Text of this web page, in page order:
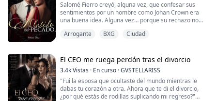
Salomé Fierro creyó, alguna vez, que confesar sus
sentimientos por un hombre como Johan Crown era
una buena idea. Alguna vez… porque su rechazo no
frialdad tan brutal, que parecía querer ser recordado
Años después, Salomé es la prometida de uno de los
candidatos presidenciales más ambiciosos del ...
Arrogante BXG Ciudad
El CEO me ruega perdón tras el divorcio
3.4kVistas · En curso ·GVSTELLARISS
"Fui la esposa que ocultaste del mundo mientras le
dabas tu corazón a otra. Ahora que te di el divorcio,
¿por qué estás de rodillas suplicando mi regreso?"